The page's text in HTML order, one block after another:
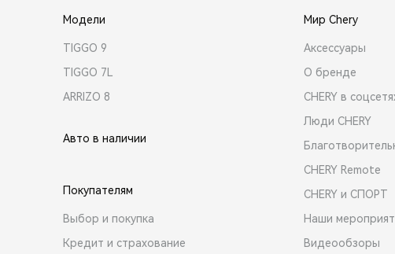
Модели
TIGGO 9
TIGGO 7L
ARRIZO 8
Авто в наличии
Покупателям
Выбор и покупка
Кредит и страхование
Мир Chery
Аксессуары
О бренде
CHERY в
Люди CHERY
CHERY Remote
CHERY и СПОРТ
Наши
Видеообзоры